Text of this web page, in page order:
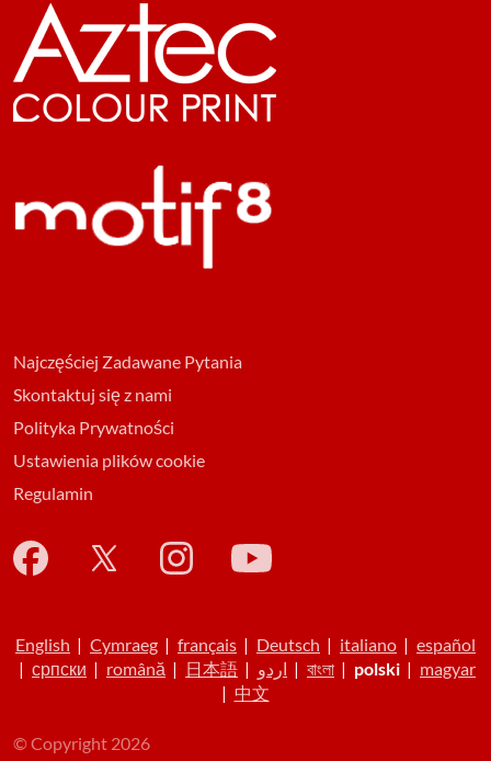
Najczęściej Zadawane Pytania
Skontaktuj się z nami
Polityka Prywatności
Ustawienia plików cookie
Regulamin
English | Cymraeg | français | Deutsch | italiano | español
| српски | română | 日本語 | اردو | বাংলা | polski | magyar
| 中文
© Copyright 2026